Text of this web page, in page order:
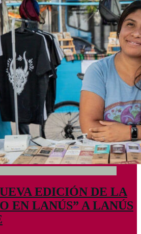
EDICIÓN DE LA
EN LANÚS” A LANÚS